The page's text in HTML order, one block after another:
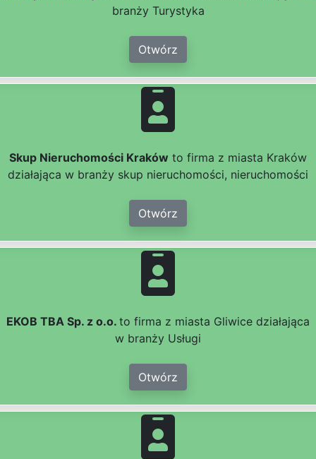
branży Turystyka
Otwórz
Skup Nieruchomości Kraków to firma z miasta Kraków
działająca w branży skup nieruchomości, nieruchomości
Otwórz
EKOB TBA Sp. z o.o. to firma z miasta Gliwice działająca
w branży Usługi
Otwórz